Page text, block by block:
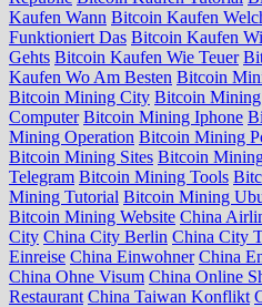
Kaufen Wann Bitcoin Kaufen
Funktioniert Das Bitcoin Kaufen
Gehts Bitcoin Kaufen Wie Teuer
Kaufen Wo Am Besten Bitcoin
Bitcoin Mining City Bitcoin
Computer Bitcoin Mining Iphone
Mining Operation Bitcoin Mining
Bitcoin Mining Sites Bitcoin
Telegram Bitcoin Mining Tools
Mining Tutorial Bitcoin Mining
Bitcoin Mining Website China
City China City Berlin China City
Einreise China Einwohner China
China Ohne Visum China Online
Restaurant China Taiwan Konflikt